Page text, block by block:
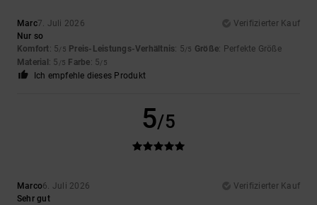
Marc7. Juli 2026
Verifizierter Kauf
Nur so
Komfort: 5/5 Preis-Leistungs-Verhältnis: 5/5 Größe: Perfekte Größe
Material: 5 /5 Farbe: 5/5
Ich empfehle dieses Produkt
5/5
Marco6. Juli 2026
Verifizierter Kauf
Sehr gut